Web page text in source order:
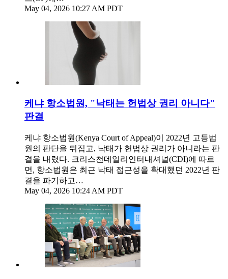
May 04, 2026 10:27 AM PDT
케냐 항소법원, "낙태는 헌법상 권리 아니다"
판결
케냐 항소법원(Kenya Court of Appeal)이 2022년 고등법
원의 판단을 뒤집고, 낙태가 헌법상 권리가 아니라는 판
결을 내렸다. 크리스천데일리인터내셔널(CDI)에 따르
면, 항소법원은 최근 낙태 접근성을 확대했던 2022년 판
결을 파기하고…
May 04, 2026 10:24 AM PDT